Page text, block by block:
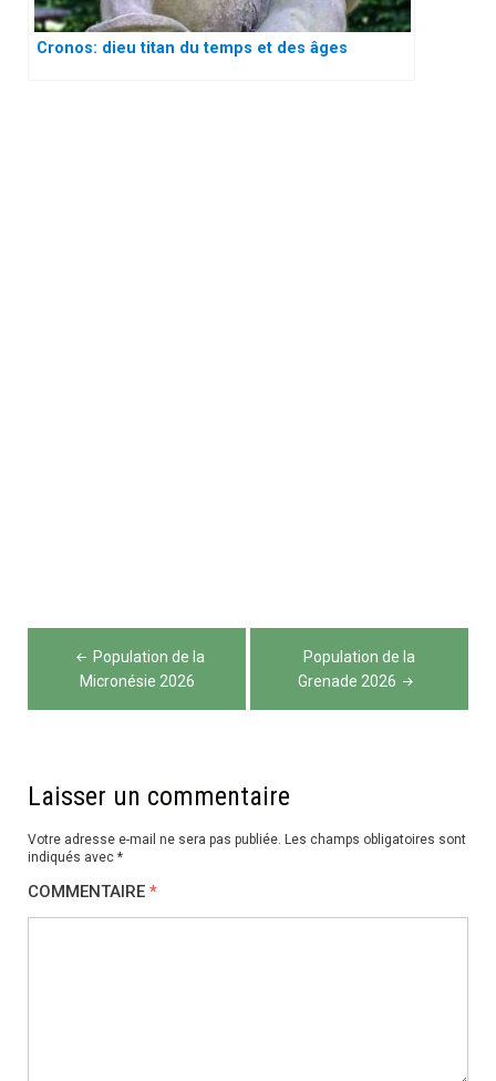
Cronos: dieu titan du temps et des âges
Navigation
Population de la
Micronésie 2026
Population de la
Grenade 2026
Laisser un commentaire
Votre adresse e-mail ne sera pas publiée. Les champs obligatoires sont
indiqués avec *
COMMENTAIRE *